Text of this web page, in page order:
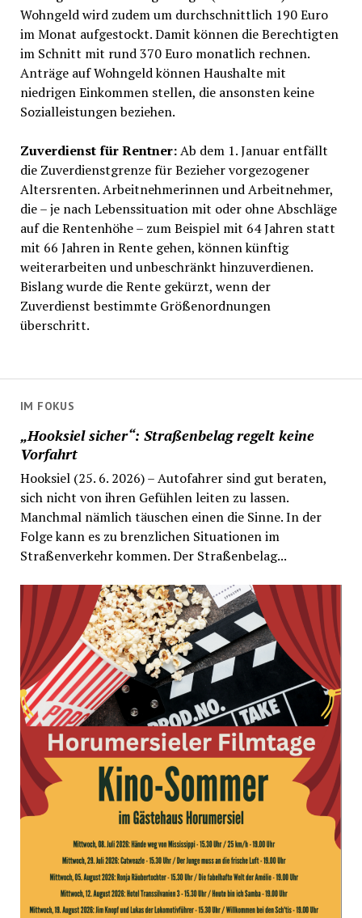
IM FOKUS
„Hooksiel sicher“: Straßenbelag regelt keine
Vorfahrt
Hooksiel (25. 6. 2026) – Autofahrer sind gut beraten,
sich nicht von ihren Gefühlen leiten zu lassen.
Manchmal nämlich täuschen einen die Sinne. In der
Folge kann es zu brenzlichen Situationen im
Straßenverkehr kommen. Der Straßenbelag...
Wohngeld wird zudem um durchschnittlich 190 Euro
im Monat aufgestockt. Damit können die Berechtigten
im Schnitt mit rund 370 Euro monatlich rechnen.
Anträge auf Wohngeld können Haushalte mit
niedrigen Einkommen stellen, die ansonsten keine
Sozialleistungen beziehen.
Zuverdienst für Rentner:Ab dem 1. Januar entfällt
die Zuverdienstgrenze für Bezieher vorgezogener
Altersrenten. Arbeitnehmerinnen und Arbeitnehmer,
die – je nach Lebenssituation mit oder ohne Abschläge
auf die Rentenhöhe – zum Beispiel mit 64 Jahren statt
mit 66 Jahren in Rente gehen, können künftig
weiterarbeiten und unbeschränkt hinzuverdienen.
Bislang wurde die Rente gekürzt, wenn der
Zuverdienst bestimmte Größenordnungen
überschritt.